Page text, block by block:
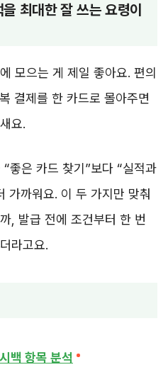
최대한 잘 쓰는 요령이
모으는 게 제일 좋아요. 편의
결제를 한 카드로 몰아주면
요.
좋은 카드 찾기”보다 “실적과
가까워요. 이 두 가지만 맞춰
, 발급 전에 조건부터 한 번
라고요.
백 항목 분석